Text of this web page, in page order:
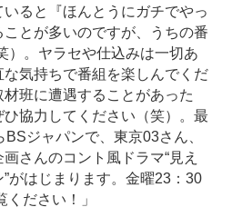
いると『ほんとうにガチでやっ
とが多いのですが、うちの番
）。ヤラセや仕込みは一切あ
気持ちで番組を楽しんでくだ
班に遭遇することがあった
協力してください（笑）。最
ジャパンで、東京03さん、
さんのコント風ドラマ“見え
がはじまります。金曜23：30
ださい！」